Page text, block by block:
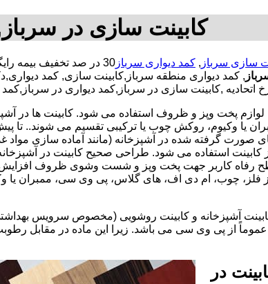
کابینت سازی در
سازی سرباز , کمد دیواری سرباز 30 در صد تخفیف بیمه رایگان,09122809529-آقای عباسی,شبانه روزی کارگران مجرب,کابینت سازی محدوده سرباز,
, کمد دیواری منطقه سرباز,کابینت سازی, کمد
اتحادیه ,کابینت سازی در سرباز,کمد دیواری در
لوازم پخت وپز و ظروف استفاده می شود. کابینت ها در
یا وکیوم، روکش چوب یا ترکیبی تقسیم می شوند.. تا
صورت گرفته شده در آشپزخانه (مانند آماده سازی
کابینت استفاده می شود. طراحی صحیح کابینت در
رفاه کاربر جهت پخت وپز و شست وشوی ظروف افزایش
از فلز، چوب، ام دی اف، های گلاس، پی وی سی، ممبران
کابینت آشپزخانه و کابینت روشویی (مخصوص سرویس
عموماً از پی وی سی می باشد. زیرا این ماده در مقابل
در